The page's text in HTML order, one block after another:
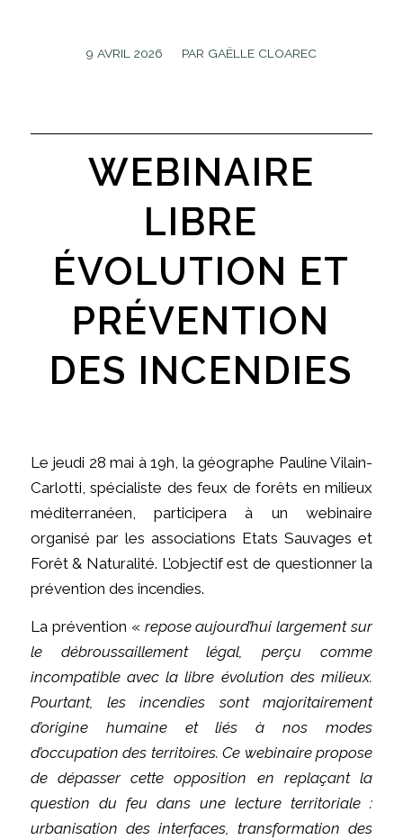
9 AVRIL 2026
/ PAR GAËLLE CLOAREC
WEBINAIRE
LIBRE
ÉVOLUTION ET
PRÉVENTION
DES INCENDIES
Le jeudi 28 mai à 19h, la géographe Pauline Vilain-
Carlotti, spécialiste des feux de forêts en milieux
méditerranéen, participera à un webinaire
organisé par les associations Etats Sauvages et
Forêt & Naturalité. L’objectif est de questionner la
prévention des incendies.
La prévention « repose aujourd’hui largement sur
le débroussaillement légal, perçu comme
incompatible avec la libre évolution des milieux.
Pourtant, les incendies sont majoritairement
d’origine humaine et liés à nos modes
d’occupation des territoires. Ce webinaire propose
de dépasser cette opposition en replaçant la
question du feu dans une lecture territoriale :
urbanisation des interfaces, transformation des